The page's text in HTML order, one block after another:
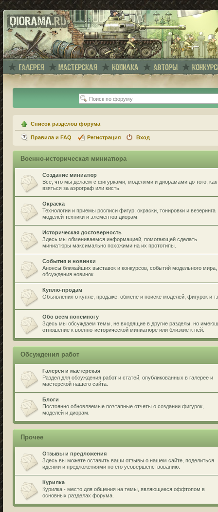
Список разделов форума
Правила и FAQ Регистрация Вход
Военно-историческая миниатюра
Создание миниатюр
Всё, что мы делаем с фигурками, моделями и диорамами до того, как
взяться за аэрограф или кисть.
Окраска
Технологии и приемы росписи фигур; окраски, тонировки и везеринга
моделей техники и элементов диорам.
Историческая достоверность
Здесь мы обмениваемся информацией, помогающей сделать
миниатюры максимально похожими на их прототипы.
События и новинки
Анонсы ближайших выставок и конкурсов, событий модельного мира,
обсуждения новинок.
Куплю-продам
Объявления о купле, продаже, обмене и поиске моделей, фигурок и
Обо всем понемногу
Здесь мы обсуждаем темы, не входящие в другие разделы, но
отношение к военно-исторической миниатюре или близкие к ней.
Обсуждения работ
Галерея и мастерская
Раздел для обсуждения работ и статей, опубликованных в галерее и
мастерской нашего сайта.
Блоги
Постоянно обновляемые поэтапные отчеты о создании фигурок,
моделей и диорам.
Прочее
Отзывы и предложения
Здесь вы можете оставить ваши отзывы о нашем сайте, поделиться
идеями и предложениями по его усовершенствованию.
Курилка
Курилка - место для общения на темы, являющиеся оффтопом в
основных разделах форума.